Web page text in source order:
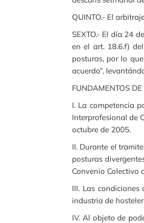
QUINTO.- El
SEXTO.- El día 24
en el art. 18.6.f)
posturas, por lo
acuerdo”,
FUNDAMENTOS DE
I. La competencia
Interprofesional de
octubre de 2005.
II. Durante el
posturas
Convenio Colectivo
III. Las
industria de
IV. Al objeto de